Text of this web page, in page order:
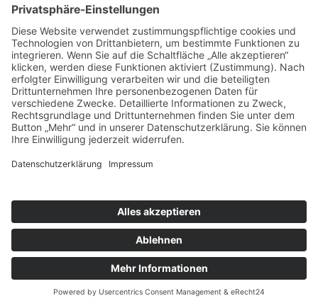
Fax 030 44 336040
E-Mail:office@tandembtl.de
Karriere
Melden Sie sich hier für unseren
Newsletteran.
Schreiben Sie uns.
X